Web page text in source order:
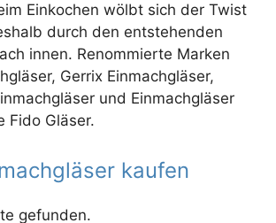
Einkochen wölbt sich der Twist
durch den entstehenden
innen. Renommierte Marken
Gerrix Einmachgläser,
und Einmachgläser
Fido Gläser.
kaufen
gefunden.